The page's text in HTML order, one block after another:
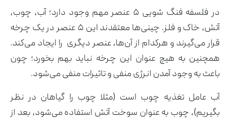
در فلسفه فنگ شویی ۵ عنصر مهم وجود دارد؛ آب، چوب،
آتش، خاک و فلز. چینی‌ها معتقدند این ۵ عنصر در یک چرخه
قرار می‌گیرند و هرکدام از آن‌ها، عنصر دیگری را ایجاد می‌کند.
همچنین به هیچ عنوان این چرخه نباید بهم بخورد؛ چون
باعث به وجود آمدن انرژی منفی و تاثیرات منفی می‌شود.
آب عامل تغذیه چوب است (مثلا چوب را گیاهان در نظر
بگیریم)، چوب به عنوان سوخت آتش استفاده می‌شود، بعد از